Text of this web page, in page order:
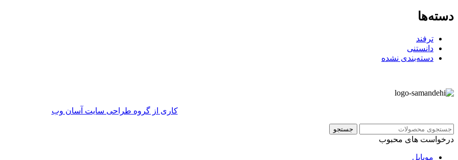
دسته‌ها
ترفند
دانستنی
دسته‌بندی نشده
کاری از گروه طراحی سایت آسان وب
جستجو
درخواست های محبوب
موبایل